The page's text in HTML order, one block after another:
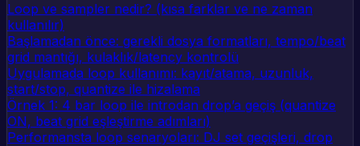
Loop ve sampler nedir? (kısa farklar ve ne zaman
kullanılır)
Başlamadan önce: gerekli dosya formatları, tempo/beat
grid mantığı, kulaklık/latency kontrolü
Uygulamada loop kullanımı: kayıt/atama, uzunluk,
start/stop, quantize ile hizalama
Örnek 1: 4 bar loop ile introdan drop’a geçiş (quantize
ON, beat grid eşleştirme adımları)
Performansta loop senaryoları: DJ set geçişleri, drop